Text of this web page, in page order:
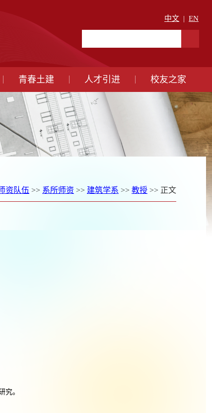
中文 | EN
青春土建 人才引进 校友之家
资队伍 >> 系所师资 >> 建筑学系 >> 教授 >> 正文
究。